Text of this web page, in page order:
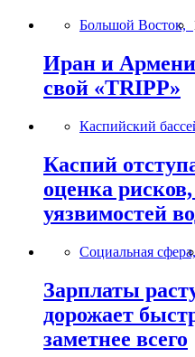
Большой Восток,
Иран и
свой «TRIPP»
Каспийский
Каспий
оценка
уязвимостей
Социальная сфера,
Зарплаты
дорожает
заметнее всего